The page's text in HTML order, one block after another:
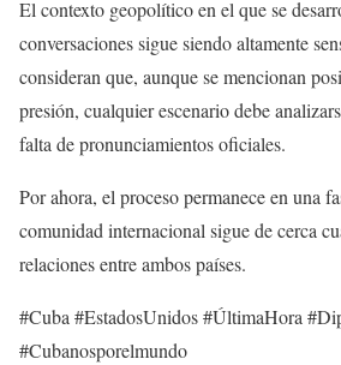
El contexto geopolítico en el que se
conversaciones sigue siendo altamente
consideran que, aunque se mencionan
presión, cualquier escenario debe
falta de pronunciamientos oficiales.
Por ahora, el proceso permanece en una
comunidad internacional sigue de cerca
relaciones entre ambos países.
#Cuba #EstadosUnidos #ÚltimaHora
#Cubanosporelmundo